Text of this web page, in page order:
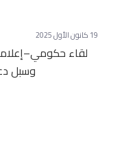
19 كانون الأول 2025
لقاء
وسبل